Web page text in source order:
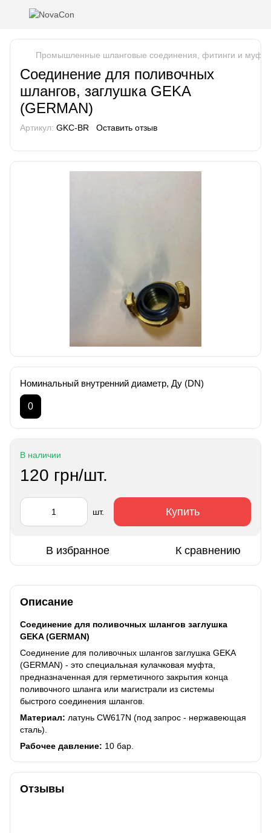
Промышленные шланговые соединения, фитинги и
Соединение для поливочных
шлангов, заглушка GEKA
(GERMAN)
Артикул: GKC-BR Оставить отзыв
Номинальный внутренний диаметр, Ду (DN)
0
В наличии
120 грн/шт.
шт. Купить
В избранное К сравнению
Описание
Соединение для поливочных шлангов заглушка
GEKA (GERMAN)
Соединение для поливочных шлангов заглушка GEKA
(GERMAN) - это специальная кулачковая муфта,
предназначенная для герметичного закрытия конца
поливочного шланга или магистрали из системы
быстрого соединения шлангов.
Материал: латунь CW617N (под запрос - нержавеющая
сталь).
Рабочее давление: 10 бар.
Отзывы